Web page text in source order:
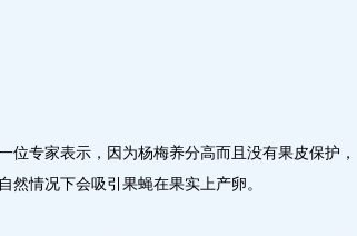
专家表示，因为杨梅养分高而且没有果皮保护，
然情况下会吸引果蝇在果实上产卵。